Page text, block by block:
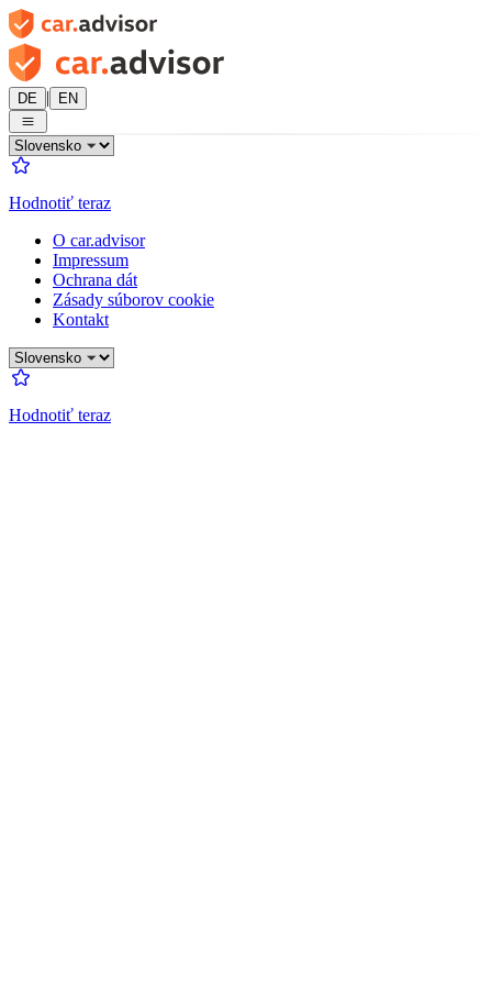
DE | EN
Hodnotiť teraz
O car.advisor
Impressum
Ochrana dát
Zásady súborov cookie
Kontakt
Hodnotiť teraz